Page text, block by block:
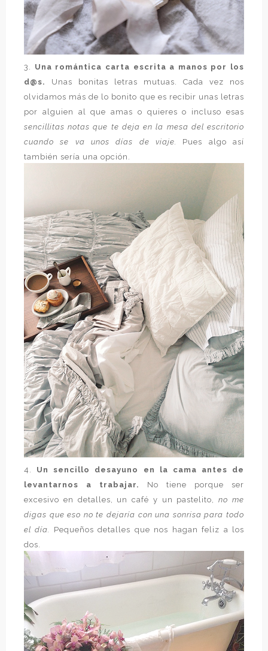
3. Una romántica carta escrita a manos por los
d@s.
Unas bonitas letras mutuas. Cada vez nos
olvidamos más de lo bonito que es recibir unas letras
por alguien al que amas o quieres o incluso esas
sencillitas notas que te deja en la mesa del escritorio
cuando se va unos días de viaje.
Pues algo así
también sería una opción.
4. Un sencillo desayuno en la cama antes de
levantarnos a trabajar. No tiene porque ser
excesivo en detalles, un café y un pastelito,no me
digas que eso no te dejaría con una sonrisa para todo
el día. Pequeños detalles que nos hagan feliz a los
dos.